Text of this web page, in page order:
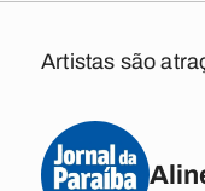
Artistas são